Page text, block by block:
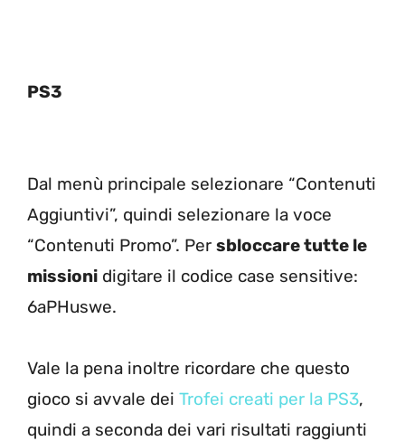
PS3
Dal menù principale selezionare “Contenuti
Aggiuntivi”, quindi selezionare la voce
“Contenuti Promo”. Per sbloccare tutte le
missioni digitare il codice case sensitive:
6aPHuswe.
Vale la pena inoltre ricordare che questo
gioco si avvale dei Trofei creati per la PS3,
quindi a seconda dei vari risultati raggiunti